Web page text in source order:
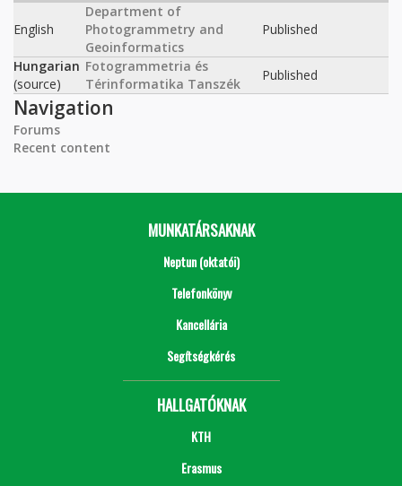
English
Department of
Photogrammetry and
Geoinformatics
Published
Hungarian
(source)
Fotogrammetria és
Térinformatika Tanszék
Published
Navigation
Forums
Recent content
MUNKATÁRSAKNAK
Neptun (oktatói)
Telefonkönyv
Kancellária
Segítségkérés
HALLGATÓKNAK
KTH
Erasmus